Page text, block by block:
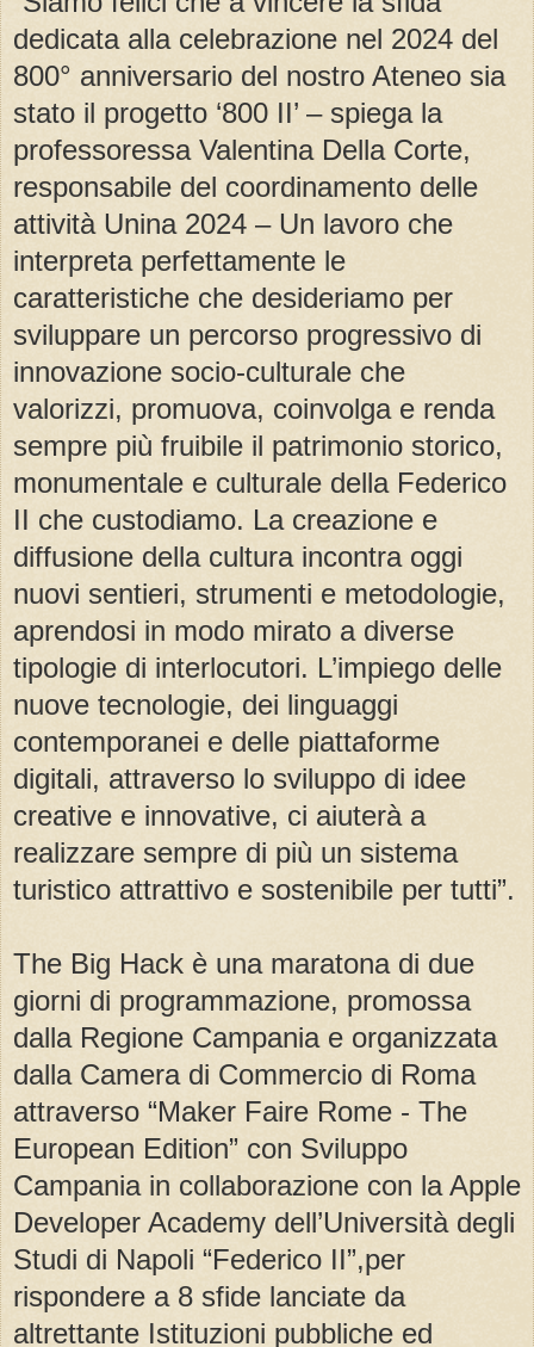
dedicata alla celebrazione nel 2024 del
800° anniversario del nostro Ateneo sia
stato il progetto ‘800 II’ – spiega la
professoressa Valentina Della Corte,
responsabile del coordinamento delle
attività Unina 2024 – Un lavoro che
interpreta perfettamente le
caratteristiche che desideriamo per
sviluppare un percorso progressivo di
innovazione socio-culturale che
valorizzi, promuova, coinvolga e renda
sempre più fruibile il patrimonio storico,
monumentale e culturale della Federico
II che custodiamo. La creazione e
diffusione della cultura incontra oggi
nuovi sentieri, strumenti e metodologie,
aprendosi in modo mirato a diverse
tipologie di interlocutori. L’impiego delle
nuove tecnologie, dei linguaggi
contemporanei e delle piattaforme
digitali, attraverso lo sviluppo di idee
creative e innovative, ci aiuterà a
realizzare sempre di più un sistema
turistico attrattivo e sostenibile per tutti”.
The Big Hack è una maratona di due
giorni di programmazione, promossa
dalla Regione Campania e organizzata
dalla Camera di Commercio di Roma
attraverso “Maker Faire Rome - The
European Edition” con Sviluppo
Campania in collaborazione con la Apple
Developer Academy dell’Università degli
Studi di Napoli “Federico II”,per
rispondere a 8 sfide lanciate da
altrettante Istituzioni pubbliche ed